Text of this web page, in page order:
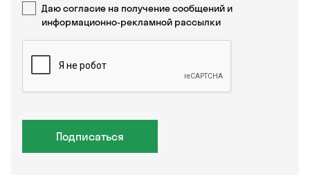
Даю согласие на получение сообщений и
информационно-рекламной рассылки
Подписаться